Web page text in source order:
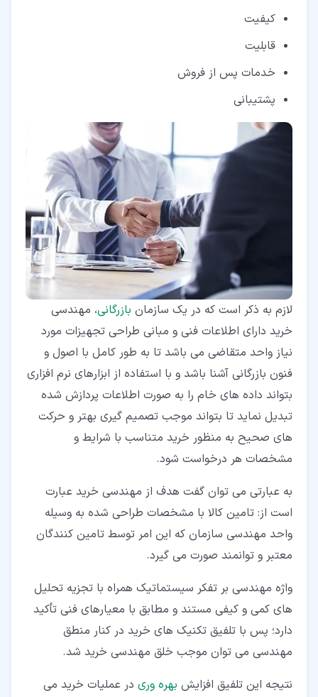
کیفیت
قابلیت
خدمات پس از فروش
پشتیبانی
لازم به ذکر است که در یک سازمان بازرگانی، مهندسی
خرید دارای اطلاعات فنی و مبانی طراحی تجهیزات مورد
نیاز واحد متقاضی می باشد تا به طور کامل با اصول و
فنون بازرگانی آشنا باشد و با استفاده از ابزارهای نرم افزاری
بتواند داده های خام را به صورت اطلاعات پردازش شده
تبدیل نماید تا بتواند موجب تصمیم گیری بهتر و حرکت
های صحیح به منظور خرید متناسب با شرایط و
مشخصات هر درخواست شود.
به عبارتی می توان گفت هدف از مهندسی خرید عبارت
است از: تامین کالا با مشخصات طراحی شده به وسیله
واحد مهندسی سازمان که این امر توسط تامین کنندگان
معتبر و توانمند صورت می گیرد.
واژه مهندسی بر تفکر سیستماتیک همراه با تجزیه تحلیل
های کمی و کیفی مستند و مطابق با معیارهای فنی تأکید
دارد؛ پس با تلفیق تکنیک های خرید در کنار منطق
مهندسی می توان موجب خلق مهندسی خرید شد.
نتیجه این تلفیق افزایش بهره وری در عملیات خرید می